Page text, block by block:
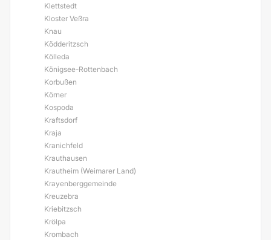
Klettstedt
Kloster Veßra
Knau
Ködderitzsch
Kölleda
Königsee-Rottenbach
Korbußen
Körner
Kospoda
Kraftsdorf
Kraja
Kranichfeld
Krauthausen
Krautheim (Weimarer Land)
Krayenberggemeinde
Kreuzebra
Kriebitzsch
Krölpa
Krombach